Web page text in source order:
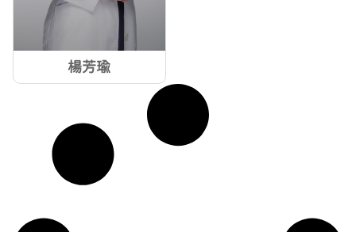
楊芳瑜